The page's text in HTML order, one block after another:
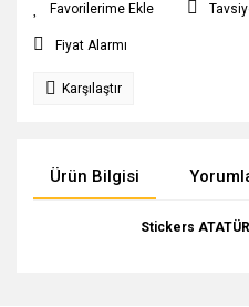
Fiyat Alarmı
Karşılaştır
Ürün Bilgisi
Stickers